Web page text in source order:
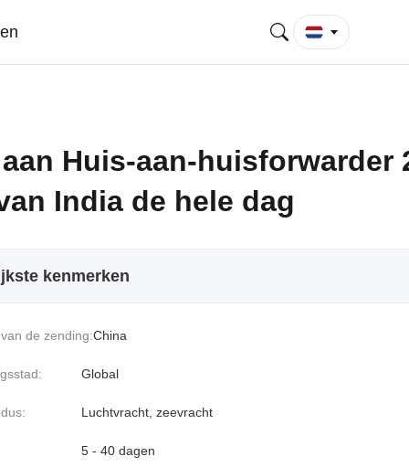
Huis-aan-huisforwarder
India de hele dag
kenmerken
de zending:China
Global
Luchtvracht, zeevracht
5 - 40 dagen